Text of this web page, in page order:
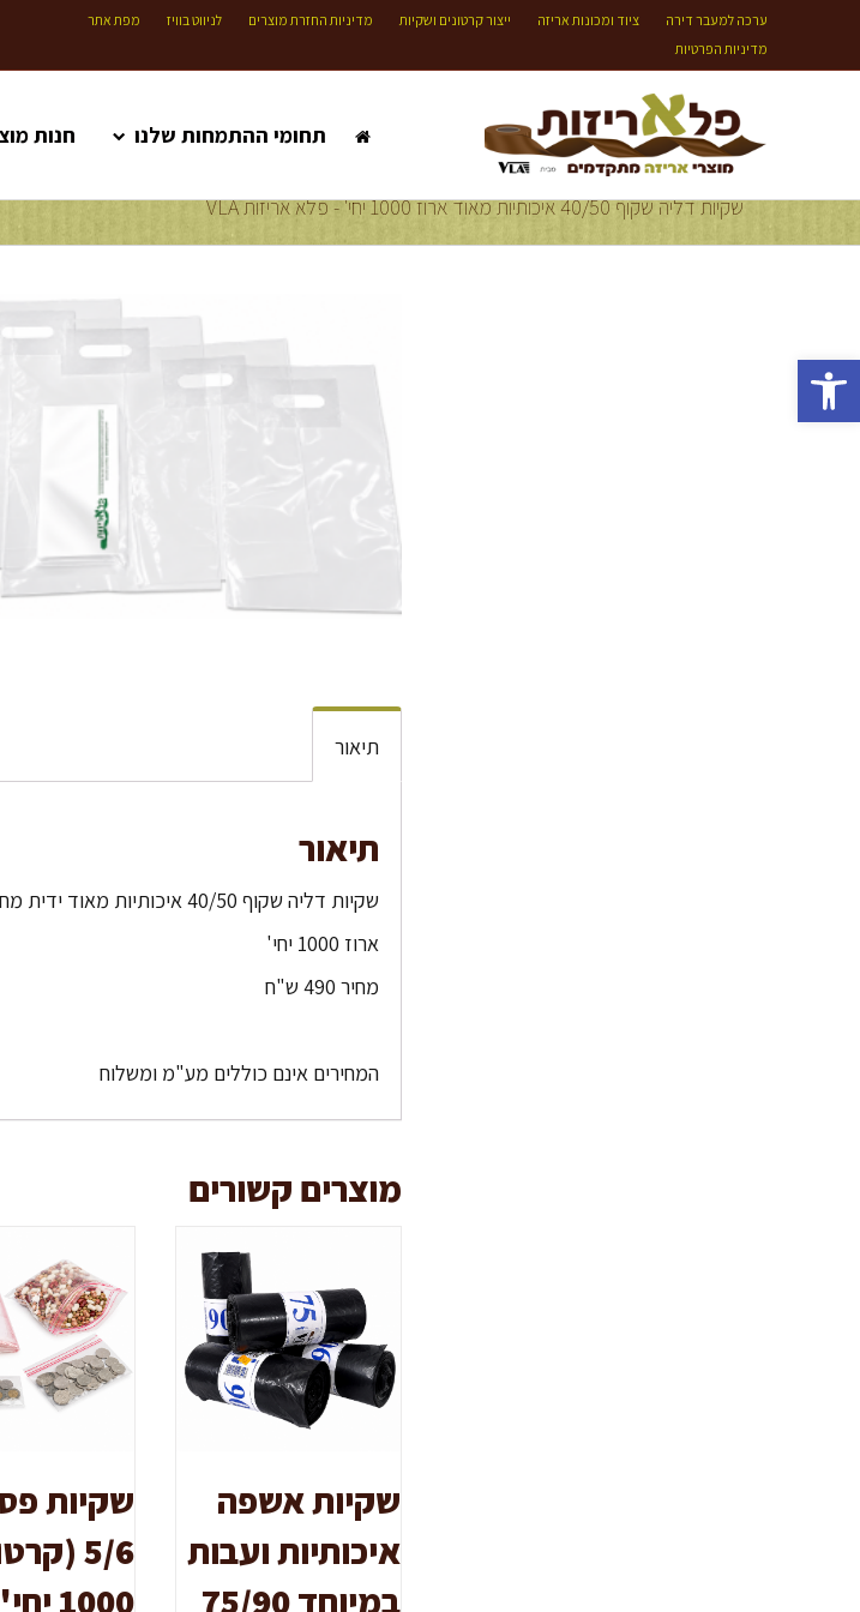
פתח סרגל נגישות
ערכה למעבר דירה ציוד ומכונות אריזה ייצור קרטונים ושקיות מדיניות החזרת מוצרים לניווט בוויז
מפת אתר
מדיניות הפרטיות
תחומי ההתמחות שלנו חנות
שקיות דליה שקוף 40/50 איכותיות מאוד ארוז 1000 יחי' - פלא אריזות VLA
תיאור
תיאור
שקיות דליה שקוף 40/50 איכותיות מאוד ידית מחוזקת
ארוז 1000 יחי'
מחיר 490 ש"ח
המחירים אינם כוללים מע"מ ומשלוח
מוצרים קשורים
שקיות אשפה
איכותיות ועבות
במיוחד 75/90
שקיות
5/6
1000 יחי')